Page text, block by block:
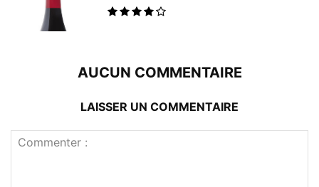
AUCUN COMMENTAIRE
LAISSER UN COMMENTAIRE